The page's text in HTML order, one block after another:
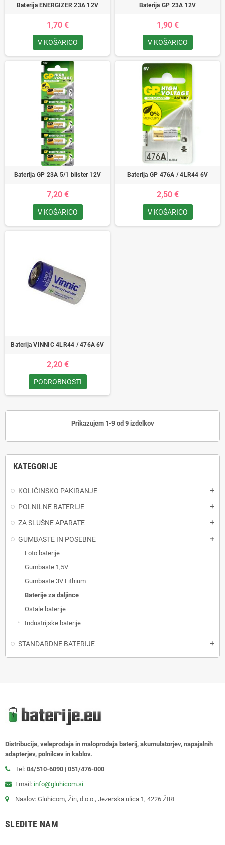
KATEGORIJE
KOLIČINSKO PAKIRANJE add
POLNILNE BATERIJE add
ZA SLUŠNE APARATE add
GUMBASTE IN POSEBNE add
Foto baterije
Gumbaste 1,5V
Gumbaste 3V Lithium
Baterije za daljince
Ostale baterije
Industrijske baterije
STANDARDNE BATERIJE add
Baterija ENERGIZER 23A 12V
1,70 €
V KOŠARICO
Baterija GP 23A 12V
1,90 €
V KOŠARICO
Baterija GP 23A 5/1 blister 12V
7,20 €
V KOŠARICO
Baterija GP 476A / 4LR44 6V
2,50 €
V KOŠARICO
Baterija VINNIC 4LR44 / 476A 6V
2,20 €
PODROBNOSTI
Prikazujem 1-9 od 9 izdelkov
Distribucija, veleprodaja in maloprodaja baterij, akumulatorjev, napajalnih
adapterjev, polnilcev in kablov.
Tel: 04/510-6090 | 051/476-000
Email: info@gluhicom.si
Naslov: Gluhicom, Žiri, d.o.o., Jezerska ulica 1, 4226 ŽIRI
SLEDITE NAM